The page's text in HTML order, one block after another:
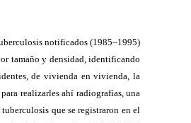
notificados (1985–1995)
tamaño y densidad, identificando
de vivienda en vivienda, la
realizarles ahí radiografías, una
que se registraron en el